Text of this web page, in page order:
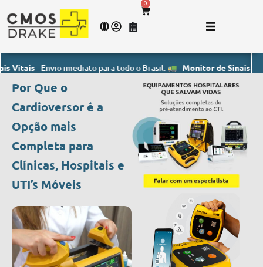
0
- Envio imediato para todo o Brasil. Monitor de Sinais Vitais-
Por Que o
Cardioversor é a
Opção mais
Completa para
Clínicas, Hospitais e
UTI’s Móveis